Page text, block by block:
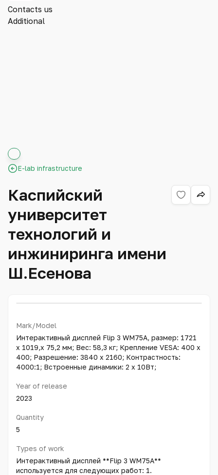
Contacts us
Additional
E-lab infrastructure
Каспийский
университет
технологий и
инжиниринга имени
Ш.Есенова
Mark/Model
Интерактивный дисплей Flip 3 WM75A, размер: 1721
х 1019,х 75,2 мм; Вес: 58,3 кг; Крепление VESA: 400 x
400; Разрешение: 3840 х 2160; Контрастность:
4000:1; Встроенные динамики: 2 х 10Вт;
Year of release
2023
Quantity
5
Types of work
Интерактивный дисплей **Flip 3 WM75A**
используется для следующих работ: 1.